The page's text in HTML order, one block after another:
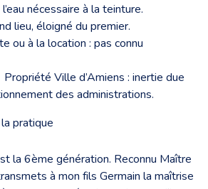
nécessaire à la teinture.
lieu, éloigné du premier.
ou à la location : pas connu
Ville d’Amiens : inertie due
des administrations.
pratique
la 6ème génération. Reconnu Maître
à mon fils Germain la maîtrise